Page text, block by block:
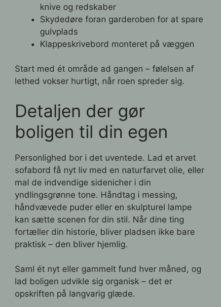
knive og redskaber
Skydedøre foran garderoben for at spare
gulvplads
Klappeskrivebord monteret på væggen
Start med ét område ad gangen – følelsen af
lethed vokser hurtigt, når roen spreder sig.
Detaljen der gør
boligen til din egen
Personlighed bor i det uventede. Lad et arvet
sofabord få nyt liv med en naturfarvet olie, eller
mal de indvendige sidenicher i din
yndlingsgrønne tone. Håndtag i messing,
håndvævede puder eller en skulpturel lampe
kan sætte scenen for din stil. Når dine ting
fortæller din historie, bliver pladsen ikke bare
praktisk – den bliver hjemlig.
Saml ét nyt eller gammelt fund hver måned, og
lad boligen udvikle sig organisk – det er
opskriften på langvarig glæde.